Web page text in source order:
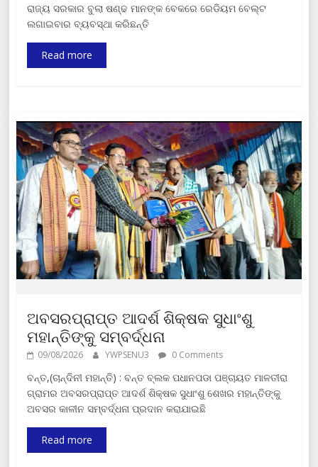
ରାଜ୍ୟ ସରକାର ବୁଲା ଷଣ୍ଢ ମାନଙ୍କ ବେକରେ ରେଡିୟମ ବେଲ୍ଟ
ଲଗାଇବାର ବ୍ୟବସ୍ଥା କରିଛନ୍ତି
Read more
ଅବସରପ୍ରାପ୍ତ ଆଦର୍ଶ ଶିକ୍ଷକ ସୁଧାଂଶୁ
ମହାନ୍ତିଙ୍କୁ ସମ୍ବର୍ଦ୍ଧନା
09/08/2026 YWPSENU3 0 Comments
​ବନ୍ତ,(ଚାନ୍ଦିନୀ ମହାନ୍ତି) : ବନ୍ତ ବ୍ଲକ ପଧାନପଡା ପଞ୍ଚାୟତ ମାଳତୀରା
ଗ୍ରାମର ଅବସରପ୍ରାପ୍ତ ଆଦର୍ଶ ଶିକ୍ଷକ ସୁଧାଂଶୁ ଶେଖର ମହାନ୍ତିଙ୍କୁ
ଅବସର କାଳୀନ ସମ୍ବର୍ଦ୍ଧନା ପ୍ରଦାନ କରାଯାଇଛି
Read more